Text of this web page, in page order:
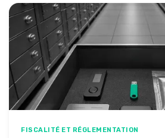
FISCALITÉ ET RÉGLEMENTATION